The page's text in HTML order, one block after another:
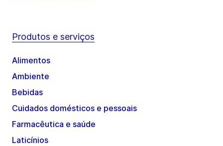
Produtos e serviços
Alimentos
Ambiente
Bebidas
Cuidados domésticos e pessoais
Farmacêutica e saúde
Laticínios